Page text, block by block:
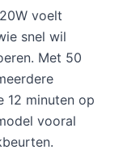
voelt
snel wil
Met 50
12 minuten op
vooral